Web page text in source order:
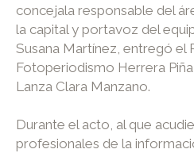
concejala responsable del
la capital y portavoz del
Susana Martínez, entregó el
Fotoperiodismo Herrera
Lanza Clara Manzano.
Durante el acto, al que
profesionales de la